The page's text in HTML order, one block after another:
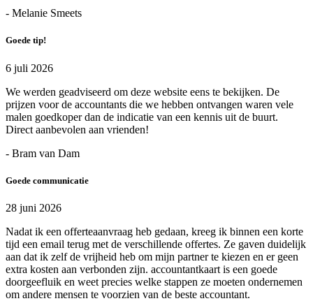
- Melanie Smeets
Goede tip!
6 juli 2026
We werden geadviseerd om deze website eens te bekijken. De
prijzen voor de accountants die we hebben ontvangen waren vele
malen goedkoper dan de indicatie van een kennis uit de buurt.
Direct aanbevolen aan vrienden!
- Bram van Dam
Goede communicatie
28 juni 2026
Nadat ik een offerteaanvraag heb gedaan, kreeg ik binnen een korte
tijd een email terug met de verschillende offertes. Ze gaven duidelijk
aan dat ik zelf de vrijheid heb om mijn partner te kiezen en er geen
extra kosten aan verbonden zijn. accountantkaart is een goede
doorgeefluik en weet precies welke stappen ze moeten ondernemen
om andere mensen te voorzien van de beste accountant.